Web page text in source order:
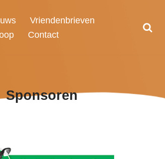
Vriendenbrieven
Contact
Sponsoren